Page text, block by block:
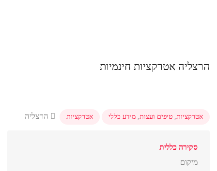
הרצליה אטרקציות חינמיות
אטרקציות, טיפים ועצות, מידע כללי אטרקציות הרצליה
סקירה כללית
מיקום